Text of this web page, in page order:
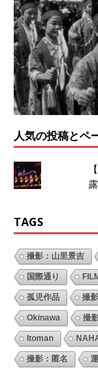
人気の投稿とペ
TAGS
撮影：山里景吉
国際通り
孤児作品 撮
Okinawa 撮
Itoman
撮影：匿名